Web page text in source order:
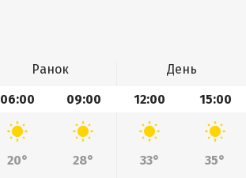
Ранок День
06:00 09:00 12:00 15:00
20° 28° 33° 35°